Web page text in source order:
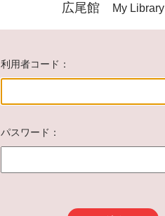
広尾館 My Library
利用者コード
パスワード